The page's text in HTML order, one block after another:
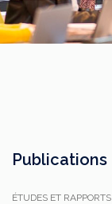
Publications
ÉTUDES ET RAPPORTS